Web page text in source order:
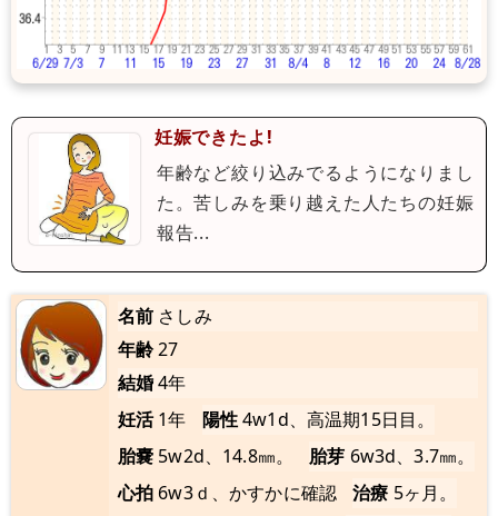
妊娠できたよ!
年齢など絞り込みでるようになりまし
た。苦しみを乗り越えた人たちの妊娠
報告...
名前 さしみ
年齢27
結婚4年
妊活 1年 陽性4w1d、高温期15日目。
胎嚢 5w2d、14.8㎜。 胎芽 6w3d、3.7㎜。
心拍 6w3ｄ、かすかに確認 治療 5ヶ月。